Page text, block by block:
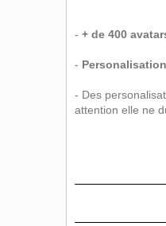
- + de 400
-
- Des
attention elle ne